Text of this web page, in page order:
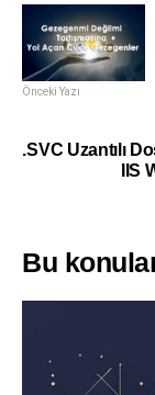
Önceki Yazı
.SVC Uzantılı
IIS
Bu